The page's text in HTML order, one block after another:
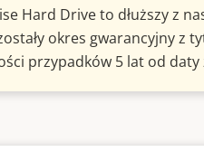
Hard Drive to dłuższy z
okres gwarancyjny z
przypadków 5 lat od daty